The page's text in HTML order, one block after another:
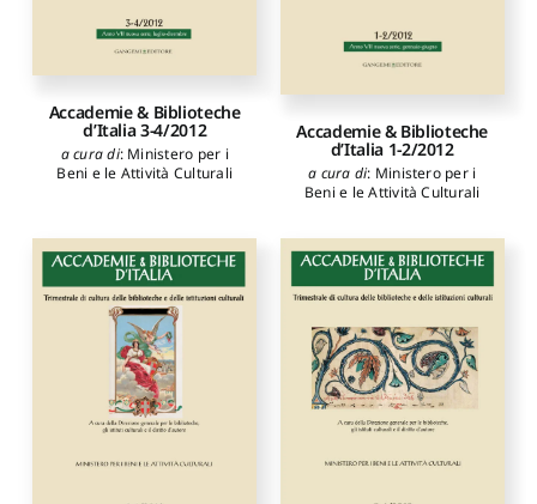
Accademie & Biblioteche
d’Italia 3-4/2012
a cura di: Ministero per i
Beni e le Attività Culturali
Accademie & Biblioteche
d’Italia 1-2/2012
a cura di: Ministero per i
Beni e le Attività Culturali